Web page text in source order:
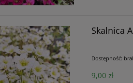
Skalnica
Dostępność:
9,00 zł